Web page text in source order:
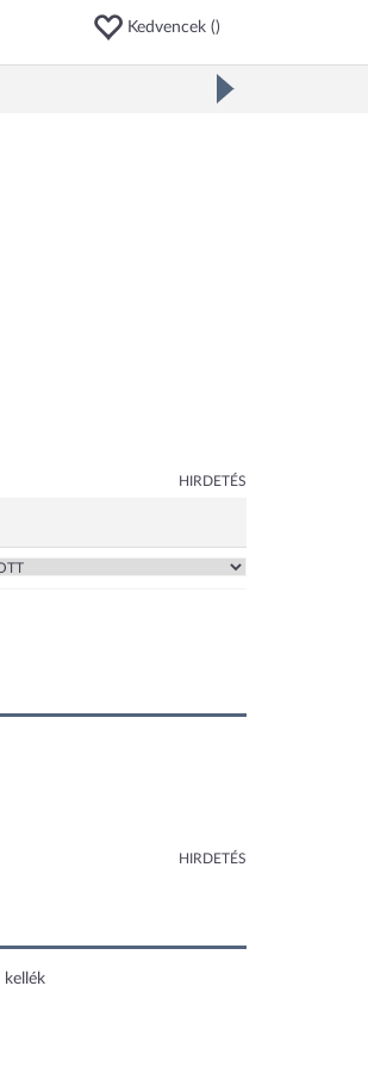
Kedvencek ()
HIRDETÉS
HIRDETÉS